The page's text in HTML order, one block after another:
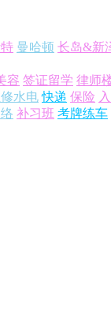
曼哈顿 长岛&新
容 签证留学 律师
水电 快递 保险
补习班 考牌练车